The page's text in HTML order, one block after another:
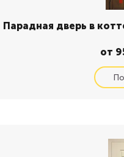
Парадная дверь в
от